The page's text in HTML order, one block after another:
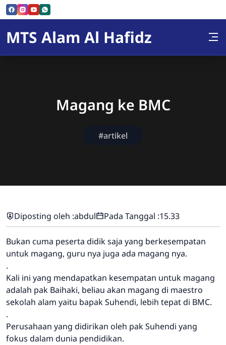
Skip to Content
MTS Alam Al Hafidz
Magang ke BMC
#artikel
Diposting oleh :abdul Pada Tanggal :15.33
Bukan cuma peserta didik saja yang berkesempatan
untuk magang, guru nya juga ada magang nya.
.
Kali ini yang mendapatkan kesempatan untuk magang
adalah pak Baihaki, beliau akan magang di maestro
sekolah alam yaitu bapak Suhendi, lebih tepat di BMC.
.
Perusahaan yang didirikan oleh pak Suhendi yang
fokus dalam dunia pendidikan.